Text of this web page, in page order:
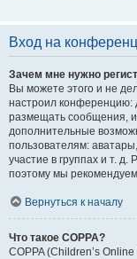
Вход на
Зачем мне нужно
Вы можете этого и не
настроил конференцию:
размещать сообщения,
дополнительные
пользователям:
участие в группах и т. д.
поэтому мы
Вернуться к началу
Что такое COPPA?
COPPA (Children’s